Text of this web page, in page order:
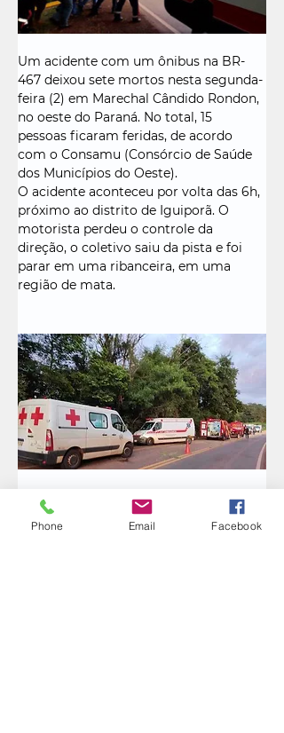
Um acidente com um ônibus na BR-
467 deixou sete mortos nesta segunda-
feira (2) em Marechal Cândido Rondon,
no oeste do Paraná. No total, 15
pessoas ficaram feridas, de acordo
com o Consamu (Consórcio de Saúde
dos Municípios do Oeste).
O acidente aconteceu por volta das 6h,
próximo ao distrito de Iguiporã. O
motorista perdeu o controle da
direção, o coletivo saiu da pista e foi
parar em uma ribanceira, em uma
região de mata.
Segundo o Consamu, o veículo é um
ônibus de saúde da Prefeitura de Pato
Bragado. O coletivo transportava
Phone Email Facebook